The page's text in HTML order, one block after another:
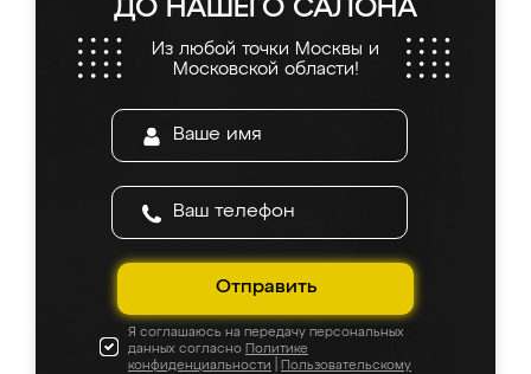
ДО НАШЕГО САЛОНА
Из любой точки Москвы и
Московской области!
Отправить
Я соглашаюсь на передачу персональных
данных согласно Политике
конфиденциальности
Пользовательскому